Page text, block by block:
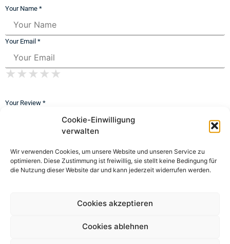
Cookie-Einwilligung
verwalten
Wir verwenden Cookies, um unsere Website und unseren Service zu
optimieren. Diese Zustimmung ist freiwillig, sie stellt keine Bedingung für
die Nutzung dieser Website dar und kann jederzeit widerrufen werden.
Cookies akzeptieren
Cookies ablehnen
Your Name *
Your Email *
★
★ ★
★ ★ ★
★ ★ ★ ★
★ ★ ★ ★ ★
Your Review *